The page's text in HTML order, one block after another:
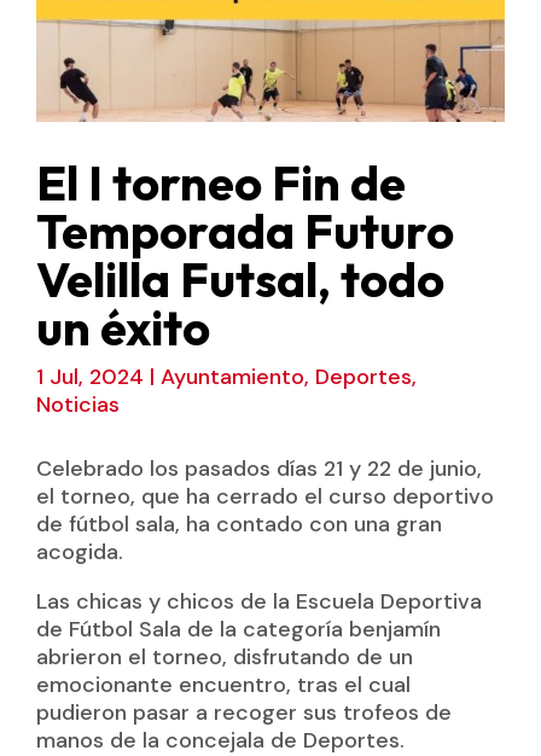
El I torneo Fin de
Temporada Futuro
Velilla Futsal, todo
un éxito
1 Jul, 2024 | Ayuntamiento, Deportes,
Noticias
Celebrado los pasados días 21 y 22 de junio,
el torneo, que ha cerrado el curso deportivo
de fútbol sala, ha contado con una gran
acogida.
Las chicas y chicos de la Escuela Deportiva
de Fútbol Sala de la categoría benjamín
abrieron el torneo, disfrutando de un
emocionante encuentro, tras el cual
pudieron pasar a recoger sus trofeos de
manos de la concejala de Deportes.